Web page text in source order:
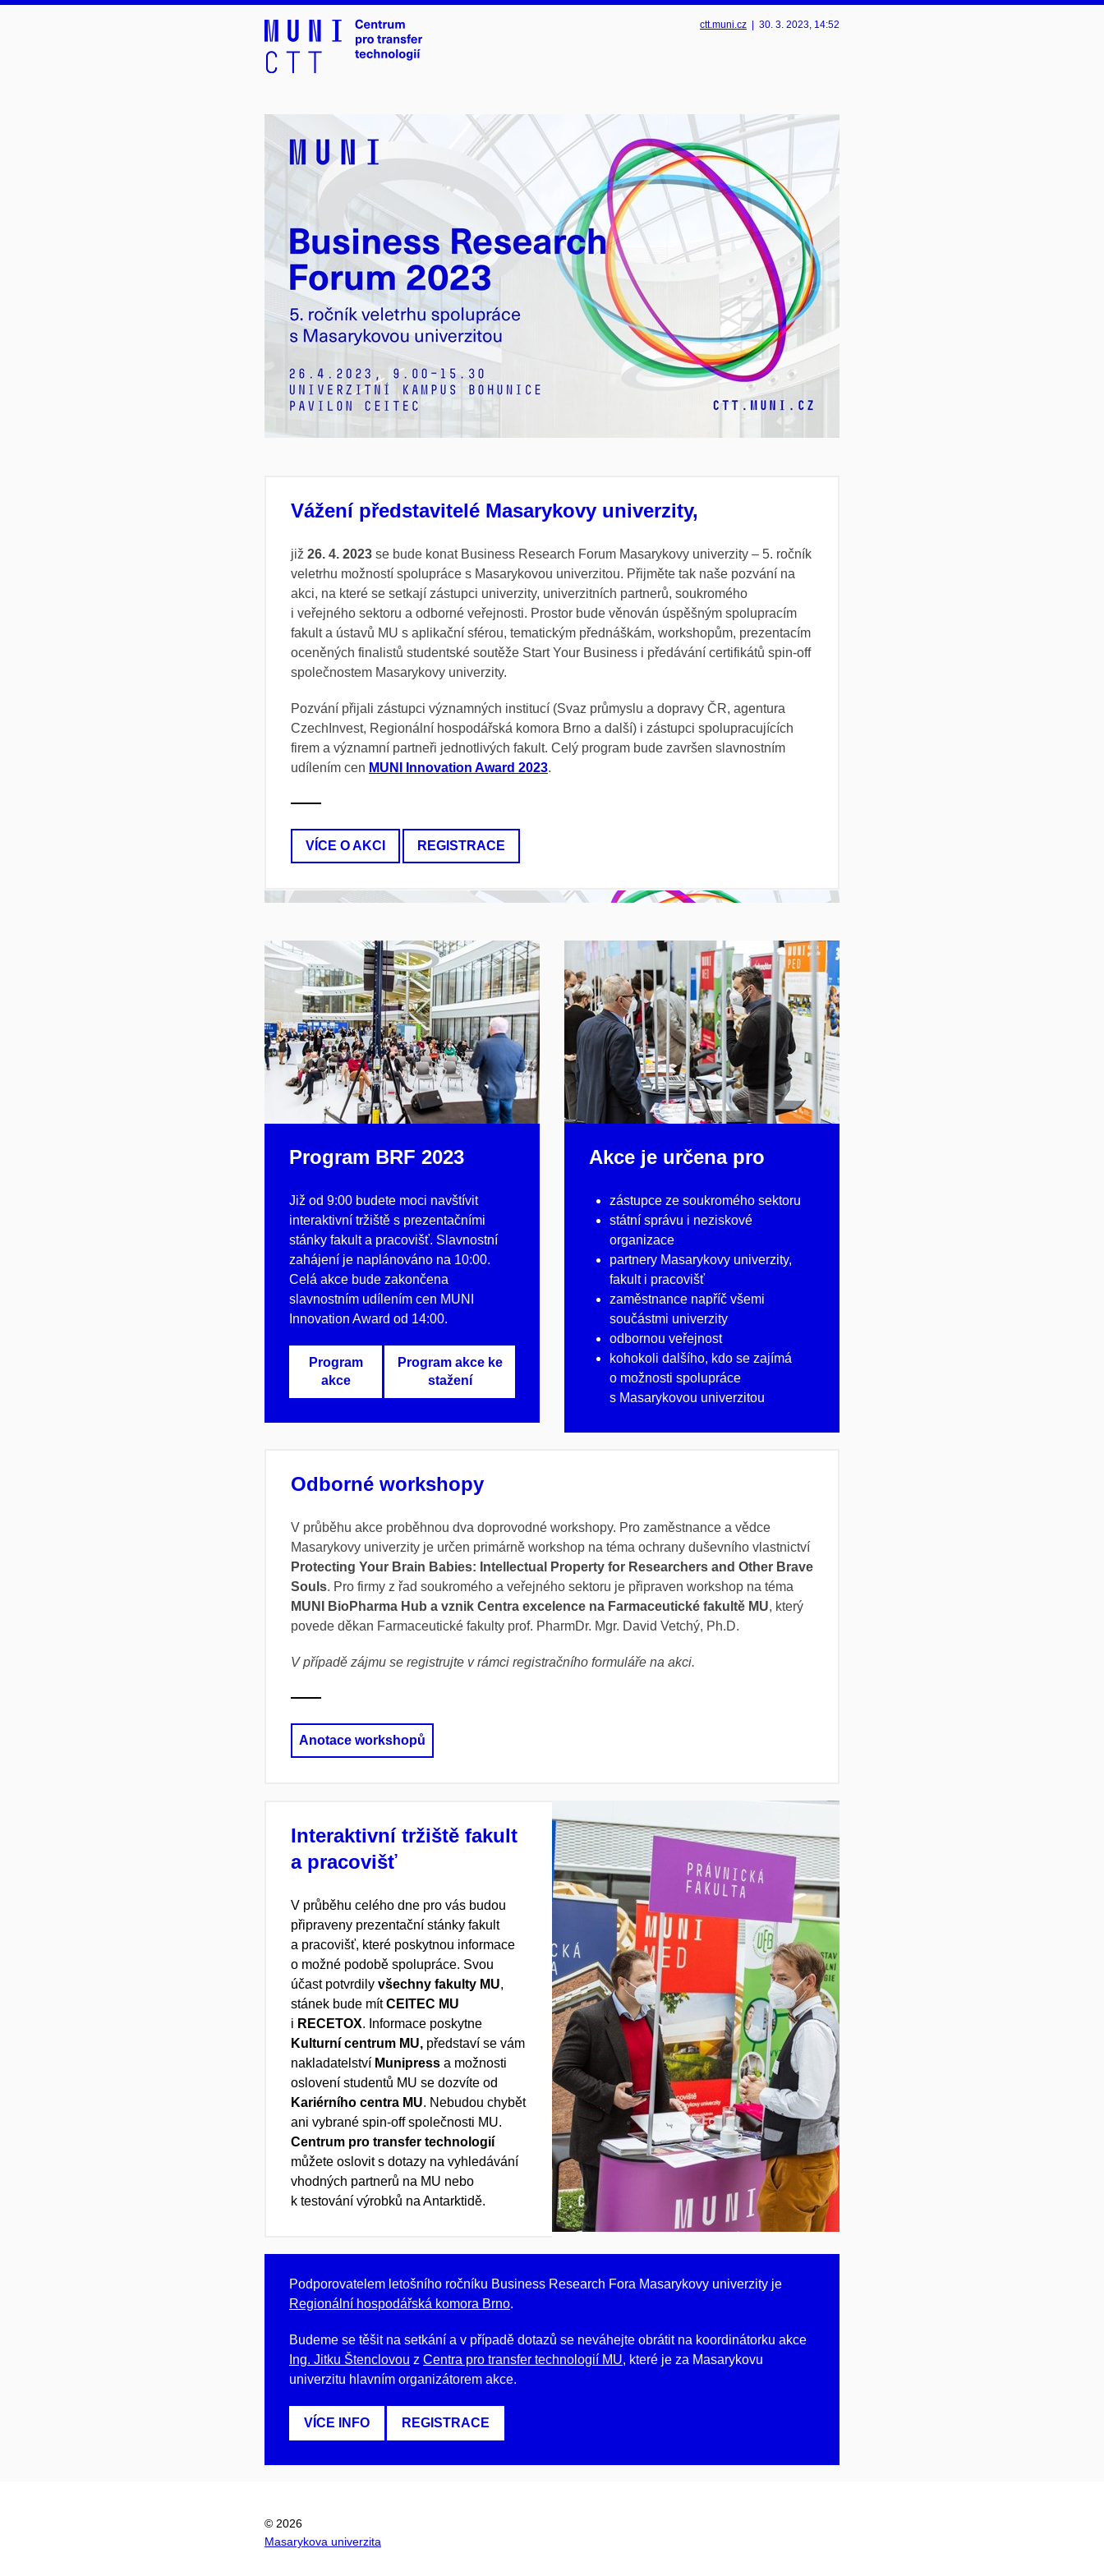
ctt.muni.cz 30. 3. 2023, 14:52
Vážení představitelé Masarykovy univerzity,
již 26. 4. 2023 se bude konat Business Research Forum Masarykovy univerzity – 5. ročník
veletrhu možností spolupráce s Masarykovou univerzitou. Přijměte tak naše pozvání na
akci, na které se setkají zástupci univerzity, univerzitních partnerů, soukromého
i veřejného sektoru a odborné veřejnosti. Prostor bude věnován úspěšným spolupracím
fakult a ústavů MU s aplikační sférou, tematickým přednáškám, workshopům, prezentacím
oceněných finalistů studentské soutěže Start Your Business i předávání certifikátů spin-off
společnostem Masarykovy univerzity.
Pozvání přijali zástupci významných institucí (Svaz průmyslu a dopravy ČR, agentura
CzechInvest, Regionální hospodářská komora Brno a další) i zástupci spolupracujících
firem a významní partneři jednotlivých fakult. Celý program bude završen slavnostním
udílením cen MUNI Innovation Award 2023.
VÍCE O AKCI REGISTRACE
Program BRF 2023
Již od 9:00 budete moci navštívit
interaktivní tržiště s prezentačními
stánky fakult a pracovišť. Slavnostní
zahájení je naplánováno na 10:00.
Celá akce bude zakončena
slavnostním udílením cen MUNI
Innovation Award od 14:00.
Program
akce
Program akce ke
stažení
Akce je určena pro
zástupce ze soukromého sektoru
státní správu i neziskové
organizace
partnery Masarykovy univerzity,
fakult i pracovišť
zaměstnance napříč všemi
součástmi univerzity
odbornou veřejnost
kohokoli dalšího, kdo se zajímá
o možnosti spolupráce
s Masarykovou univerzitou
Odborné workshopy
V průběhu akce proběhnou dva doprovodné workshopy. Pro zaměstnance a vědce
Masarykovy univerzity je určen primárně workshop na téma ochrany duševního vlastnictví
Protecting Your Brain Babies: Intellectual Property for Researchers and Other Brave
Souls. Pro firmy z řad soukromého a veřejného sektoru je připraven workshop na téma
MUNI BioPharma Hub a vznik Centra excelence na Farmaceutické fakultě MU, který
povede děkan Farmaceutické fakulty prof. PharmDr. Mgr. David Vetchý, Ph.D.
V případě zájmu se registrujte v rámci registračního formuláře na akci.
Anotace workshopů
Interaktivní tržiště fakult
a pracovišť
V průběhu celého dne pro vás budou
připraveny prezentační stánky fakult
a pracovišť, které poskytnou informace
o možné podobě spolupráce. Svou
účast potvrdily všechny fakulty MU,
stánek bude mítCEITEC MU
i RECETOX. Informace poskytne
Kulturní centrum MU, představí se vám
nakladatelství Munipress a možnosti
oslovení studentů MU se dozvíte od
Kariérního centra MU. Nebudou chybět
ani vybrané spin-off společnosti MU.
Centrum pro transfer technologií
můžete oslovit s dotazy na vyhledávání
vhodných partnerů na MU nebo
k testování výrobků na Antarktidě.
Podporovatelem letošního ročníku Business Research Fora Masarykovy univerzity je
Regionální hospodářská komora Brno.
Budeme se těšit na setkání a v případě dotazů se neváhejte obrátit na koordinátorku akce
Ing. Jitku Štenclovou z Centra pro transfer technologií MU, které je za Masarykovu
univerzitu hlavním organizátorem akce.
VÍCE INFO REGISTRACE
© 2026
Masarykova univerzita